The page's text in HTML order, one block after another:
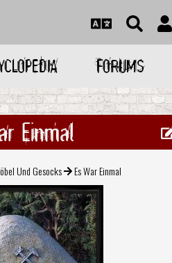
FORUMS
Einmal
Und Gesocks Es War Einmal